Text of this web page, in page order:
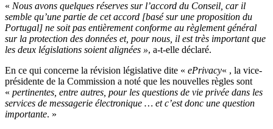
« Nous avons quelques réserves sur l’accord du Conseil, car il
semble qu’une partie de cet accord [basé sur une proposition du
Portugal] ne soit pas entièrement conforme au règlement général
sur la protection des données et, pour nous, il est très important que
les deux législations soient alignées », a-t-elle déclaré.
En ce qui concerne la révision législative dite « ePrivacy« , la vice-
présidente de la Commission a noté que les nouvelles règles sont
« pertinentes, entre autres, pour les questions de vie privée dans les
services de messagerie électronique … et c’est donc une question
importante. »